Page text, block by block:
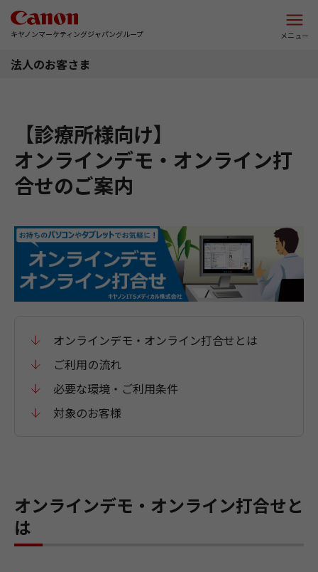
キヤノンマーケティングジャパングループ メニュー
法人のお客さま
【診療所様向け】
オンラインデモ・オンライン打
合せのご案内
オンラインデモ・オンライン打合せとは
ご利用の流れ
必要な環境・ご利用条件
対象のお客様
オンラインデモ・オンライン打合せと
は